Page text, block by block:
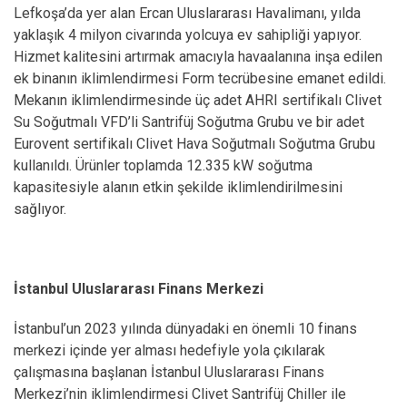
Lefkoşa’da yer alan Ercan Uluslararası Havalimanı, yılda
yaklaşık 4 milyon civarında yolcuya ev sahipliği yapıyor.
Hizmet kalitesini artırmak amacıyla havaalanına inşa edilen
ek binanın iklimlendirmesi Form tecrübesine emanet edildi.
Mekanın iklimlendirmesinde üç adet AHRI sertifikalı Clivet
Su Soğutmalı VFD’li Santrifüj Soğutma Grubu ve bir adet
Eurovent sertifikalı Clivet Hava Soğutmalı Soğutma Grubu
kullanıldı. Ürünler toplamda 12.335 kW soğutma
kapasitesiyle alanın etkin şekilde iklimlendirilmesini
sağlıyor.
İstanbul Uluslararası Finans Merkezi
İstanbul’un 2023 yılında dünyadaki en önemli 10 finans
merkezi içinde yer alması hedefiyle yola çıkılarak
çalışmasına başlanan İstanbul Uluslararası Finans
Merkezi’nin iklimlendirmesi Clivet Santrifüj Chiller ile